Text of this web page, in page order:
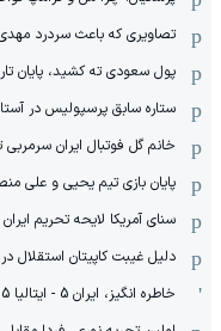
تصاویری که باعث سردرد
پول سعودی ته کشید، پایان
ستاره سابق پرسپولیس در
خانم گل فوتبال ایران
پایان بازی تیم یحیی و علی
سنای آمریکا لایحه تحریم
دلیل غیبت کاپیتان استقلال
خاطره انگیز، ایران 5 - ایتالیا 5 (جام جهانی 2008)